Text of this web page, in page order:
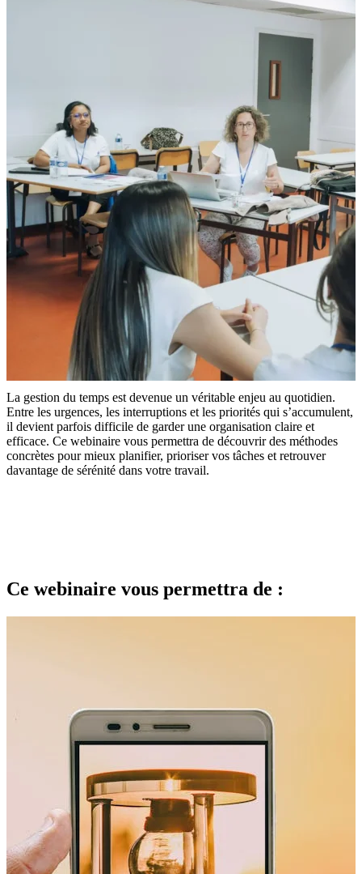
La gestion du temps est devenue un véritable enjeu au quotidien.
Entre les urgences, les interruptions et les priorités qui s’accumulent,
il devient parfois difficile de garder une organisation claire et
efficace. Ce webinaire vous permettra de découvrir des méthodes
concrètes pour mieux planifier, prioriser vos tâches et retrouver
davantage de sérénité dans votre travail.
Ce webinaire vous permettra de :